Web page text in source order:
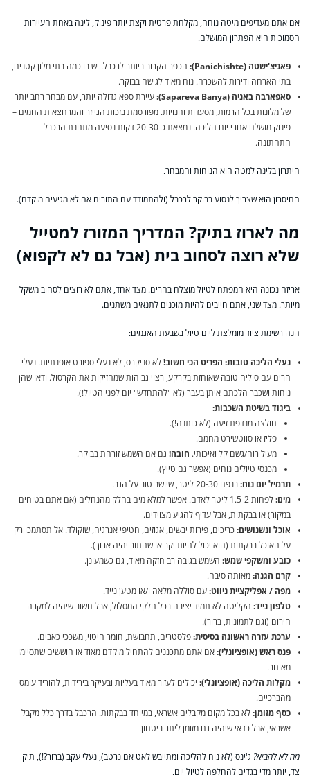
אם אתם מעדיפים מיטה נוחה, מקלחת פרטית וקצת יותר פינוק, לינה באחת העיירות
הסמוכות היא הפתרון המושלם.
פאניצ'ישטה (Panichishte):
הכפר הקרוב ביותר לרכבל. יש בו כמה בתי מלון קטנים,
בתי הארחה ודירות להשכרה. נוח מאוד לגישה בבוקר.
סאפארבה באניה (Sapareva Banya):
עיירת ספא גדולה יותר, עם מבחר רחב יותר
של מלונות בכל הרמות, מסעדות וחנויות. מפורסמת בזכות הגייזר והמרחצאות החמים –
פינוק מושלם אחרי יום הליכה. נמצאת כ-20-30 דקות נסיעה מתחנת הרכבל
התחתונה.
היתרון בלינה למטה הוא הנוחות והמבחר.
החיסרון הוא שצריך לנסוע בבוקר לרכבל (ולהתמודד עם התורים אם לא מגיעים מוקדם).
מה לארוז בתיק? המדריך המזורז למטייל
שלא רוצה לסחוב בית (אבל גם לא לקפוא)
אריזה נכונה היא המפתח לטיול מוצלח בהרים. מצד אחד, אתם לא רוצים לסחוב משקל
מיותר. מצד שני, אתם חייבים להיות מוכנים לתנאים משתנים.
הנה רשימת ציוד מומלצת ליום טיול בשבעת האגמים:
נעלי הליכה טובות: הפריט הכי חשוב!לא סניקרס, לא נעלי ספורט אופנתיות. נעלי
הרים עם סוליה טובה שאוחזת בקרקע, רצוי גבוהות שמחזיקות את הקרסול. ודאו שהן
נוחות ושכבר הלכתם איתן בעבר (לא "להתחדש" יום לפני הטיול!).
ביגוד בשיטת השכבות:
חולצה מנדפת זיעה (לא כותנה!).
פליז או סווטשירט מחמם.
מעיל רוח/גשם קל ואיכותי. חובה!גם אם השמש זורחת בבוקר.
מכנסי טיולים נוחים (אפשר גם טייץ).
תרמיל יום נוח:בנפח 20-30 ליטר, שיושב טוב על הגב.
מים:
לפחות 1.5-2 ליטר לאדם. אפשר למלא מים בחלק מהנחלים (אם אתם בטוחים
במקור) או בבקתות, אבל עדיף להגיע מצוידים.
אוכל ונשנושים:כריכים, פירות יבשים, אגוזים, חטיפי אנרגיה, שוקולד. אל תסתמכו רק
על האוכל בבקתות (הוא יכול להיות יקר או שהתור יהיה ארוך).
כובע ומשקפי שמש: השמש בגובה רב חזקה מאוד, גם כשמעונן.
קרם הגנה:מאותה סיבה.
מפה / אפליקציית ניווט:עם סוללה מלאה ו/או מטען נייד.
טלפון נייד: הקליטה לא תמיד יציבה בכל חלקי המסלול, אבל חשוב שיהיה למקרה
חירום (וגם לתמונות, ברור).
ערכת עזרה ראשונה בסיסית:פלסטרים, תחבושת, חומר חיטוי, משככי כאבים.
פנס ראש (אופציונלי):אם אתם מתכננים להתחיל מוקדם מאוד או חוששים שתסיימו
מאוחר.
מקלות הליכה (אופציונלי): יכולים לעזור מאוד בעליות ובעיקר בירידות, להוריד עומס
מהברכיים.
כסף מזומן:לא בכל מקום מקבלים אשראי, במיוחד בבקתות. הרכבל בדרך כלל מקבל
אשראי, אבל כדאי שיהיה גם מזומן ליתר ביטחון.
מה לא להביא? ג'ינס (לא נוח להליכה ומתייבש לאט אם נרטב), נעלי עקב (ברור?!), תיק
צד, יותר מדי בגדים להחלפה לטיול יום.